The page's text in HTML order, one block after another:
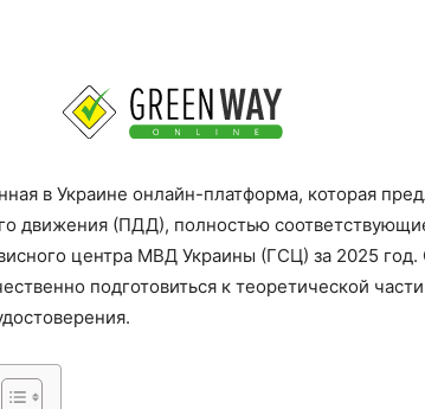
в Украине онлайн-платформа, которая
движения (ПДД), полностью
центра МВД Украины (ГСЦ) за 2025
подготовиться к теоретической